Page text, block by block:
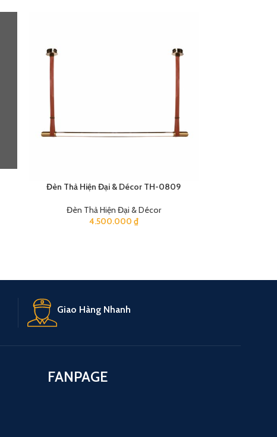
Đèn Thả Hiện Đại & Décor TH-0809
Đèn Thả Hiện Đại & Décor
4.500.000 ₫
Giao Hàng Nhanh
FANPAGE